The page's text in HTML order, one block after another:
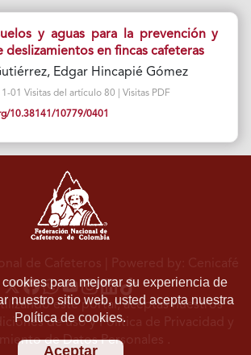
y aguas para la prevención y
deslizamientos en fincas cafeteras
Edgar Hincapié Gómez
01 Visitas del artículo 80 | Visitas PDF
10.38141/10779/0401
para mejorar su experiencia de
nuestro sitio web, usted acepta nuestra
Política de cookies.
Aceptar
de Cafeteros | Powered by: Cenicafé
este portal, aceptas nuestros
de usoyPolítica de Privacidad y
de Datos Personales